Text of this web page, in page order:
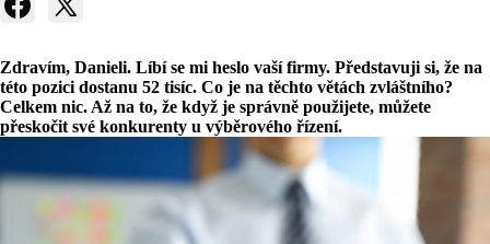
Zdravím, Danieli. Líbí se mi heslo vaší firmy. Představuji si, že na
této pozici dostanu 52 tisíc. Co je na těchto větách zvláštního?
Celkem nic. Až na to, že když je správně použijete, můžete
přeskočit své konkurenty u výběrového řízení.